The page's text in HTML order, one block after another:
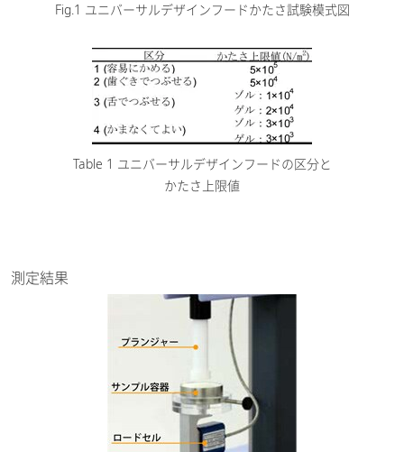
Fig.1 ユニバーサルデザインフードかたさ試験模式図
Table 1 ユニバーサルデザインフードの区分と
かたさ上限値
測定結果